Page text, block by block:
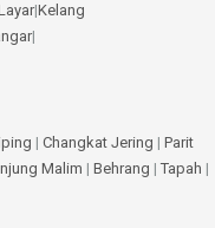
|Kelang
|
| Changkat Jering | Parit
Malim | Behrang | Tapah |